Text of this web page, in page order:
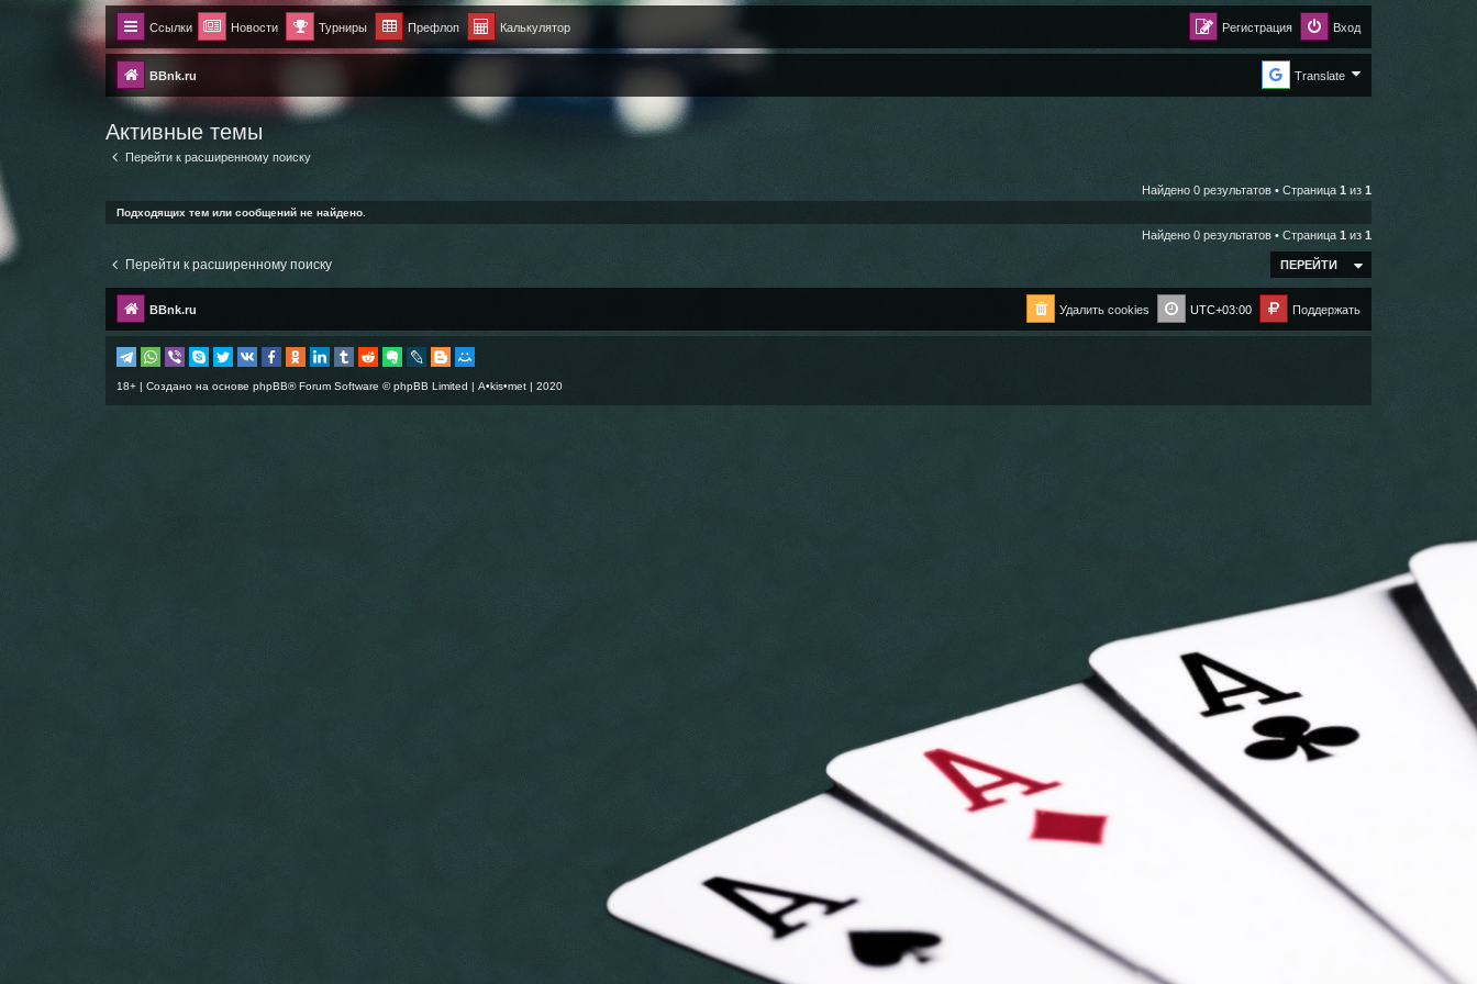
Ссылки Новости Турниры Префлоп Калькулятор Вход
Регистрация
BBnk.ru Translate
Активные темы
Перейти к расширенному поиску
Найдено 0 результатов • Страница 1 из 1
Подходящих тем или сообщений не найдено.
Найдено 0 результатов • Страница 1 из 1
Перейти к расширенному поиску ПЕРЕЙТИ
BBnk.ru Поддержать
UTC+03:00
Удалить cookies
18+ | Создано на основе phpBB® Forum Software © phpBB Limited | A•kis•met | 2020